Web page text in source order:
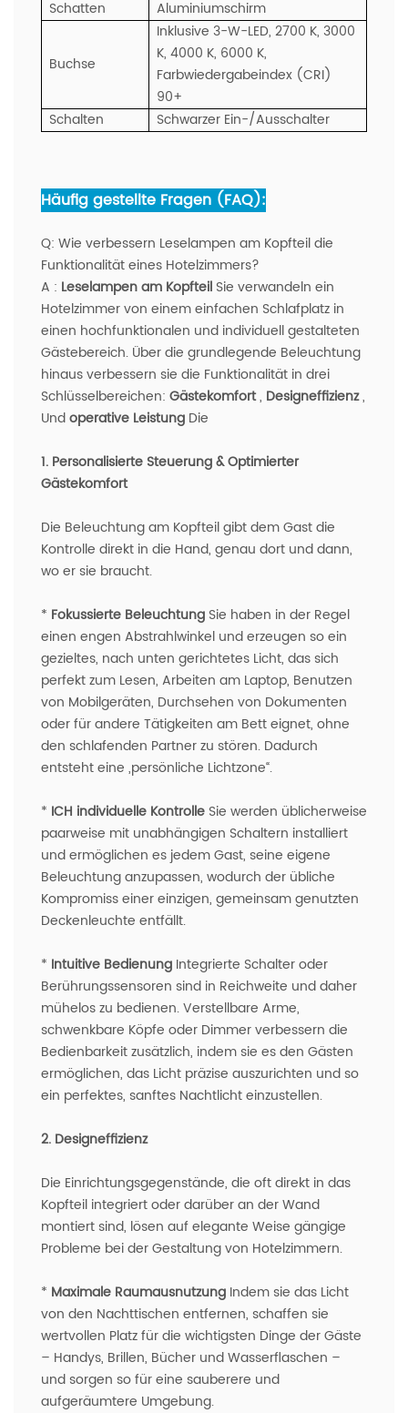
Schatten Aluminiumschirm
Buchse
Inklusive 3-W-LED, 2700 K, 3000
K, 4000 K, 6000 K,
Farbwiedergabeindex (CRI)
90+
Schalten
Schwarzer Ein-/Ausschalter
Häufig gestellte Fragen (FAQ):
Q: Wie verbessern Leselampen am Kopfteil die
Funktionalität eines Hotelzimmers?
A : Leselampen am Kopfteil Sie verwandeln ein
Hotelzimmer von einem einfachen Schlafplatz in
einen hochfunktionalen und individuell gestalteten
Gästebereich. Über die grundlegende Beleuchtung
hinaus verbessern sie die Funktionalität in drei
Schlüsselbereichen: Gästekomfort, Designeffizienz,
Undoperative Leistung Die
1. Personalisierte Steuerung & Optimierter
Gästekomfort
Die Beleuchtung am Kopfteil gibt dem Gast die
Kontrolle direkt in die Hand, genau dort und dann,
wo er sie braucht.
* Fokussierte Beleuchtung Sie haben in der Regel
einen engen Abstrahlwinkel und erzeugen so ein
gezieltes, nach unten gerichtetes Licht, das sich
perfekt zum Lesen, Arbeiten am Laptop, Benutzen
von Mobilgeräten, Durchsehen von Dokumenten
oder für andere Tätigkeiten am Bett eignet, ohne
den schlafenden Partner zu stören. Dadurch
entsteht eine „persönliche Lichtzone“.
* ICH individuelle Kontrolle Sie werden üblicherweise
paarweise mit unabhängigen Schaltern installiert
und ermöglichen es jedem Gast, seine eigene
Beleuchtung anzupassen, wodurch der übliche
Kompromiss einer einzigen, gemeinsam genutzten
Deckenleuchte entfällt.
* Intuitive Bedienung Integrierte Schalter oder
Berührungssensoren sind in Reichweite und daher
mühelos zu bedienen. Verstellbare Arme,
schwenkbare Köpfe oder Dimmer verbessern die
Bedienbarkeit zusätzlich, indem sie es den Gästen
ermöglichen, das Licht präzise auszurichten und so
ein perfektes, sanftes Nachtlicht einzustellen.
2. Designeffizienz
Die Einrichtungsgegenstände, die oft direkt in das
Kopfteil integriert oder darüber an der Wand
montiert sind, lösen auf elegante Weise gängige
Probleme bei der Gestaltung von Hotelzimmern.
* Maximale Raumausnutzung Indem sie das Licht
von den Nachttischen entfernen, schaffen sie
wertvollen Platz für die wichtigsten Dinge der Gäste
– Handys, Brillen, Bücher und Wasserflaschen –
und sorgen so für eine sauberere und
aufgeräumtere Umgebung.